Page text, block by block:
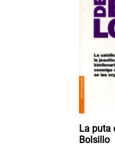
La puta
Bolsillo